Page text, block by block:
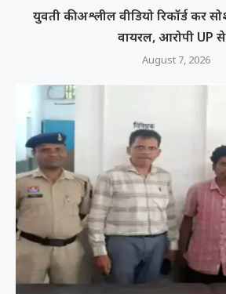
युवती की अश्लील वीडियो रिकॉर्ड कर
वायरल, आरोपी UP
August 7, 2026